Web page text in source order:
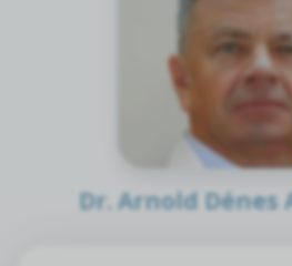
Dr. Arnold Dénes